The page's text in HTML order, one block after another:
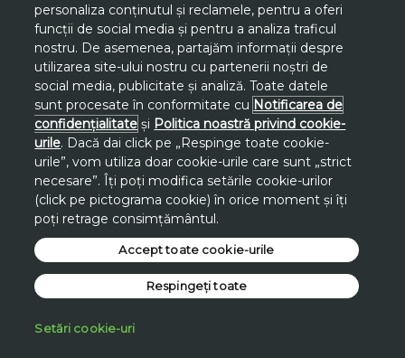
personaliza conținutul și reclamele, pentru a oferi
funcții de social media și pentru a analiza traficul
nostru. De asemenea, partajăm informații despre
utilizarea site-ului nostru cu partenerii noștri de
social media, publicitate și analiză. Toate datele
sunt procesate în conformitate cu Notificarea de
confidențialitate și Politica noastră privind cookie-
urile. Dacă dai click pe „Respinge toate cookie-
urile”, vom utiliza doar cookie-urile care sunt „strict
necesare”. Îți poți modifica setările cookie-urilor
(click pe pictograma cookie) în orice moment și îți
poți retrage consimțământul.
Setări cookie-uri
Respingeți toate
Accept toate cookie-urile